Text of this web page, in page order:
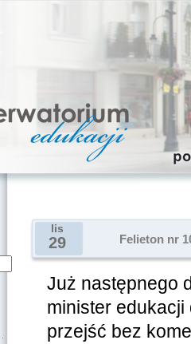
lis
29 Felieton nr
Już następnego
minister edukacji
przejść bez